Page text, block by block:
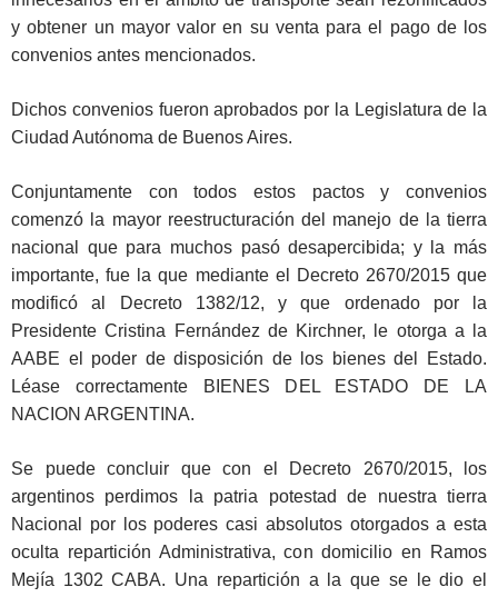
y obtener un mayor valor en su venta para el pago de los
convenios antes mencionados.
Dichos convenios fueron aprobados por la Legislatura de la
Ciudad Autónoma de Buenos Aires.
Conjuntamente con todos estos pactos y convenios
comenzó la mayor reestructuración del manejo de la tierra
nacional que para muchos pasó desapercibida; y la más
importante, fue la que mediante el Decreto 2670/2015 que
modificó al Decreto 1382/12, y que ordenado por la
Presidente Cristina Fernández de Kirchner, le otorga a la
AABE el poder de disposición de los bienes del Estado.
Léase correctamente BIENES DEL ESTADO DE LA
NACION ARGENTINA.
Se puede concluir que con el Decreto 2670/2015, los
argentinos perdimos la patria potestad de nuestra tierra
Nacional por los poderes casi absolutos otorgados a esta
oculta repartición Administrativa, con domicilio en Ramos
Mejía 1302 CABA. Una repartición a la que se le dio el